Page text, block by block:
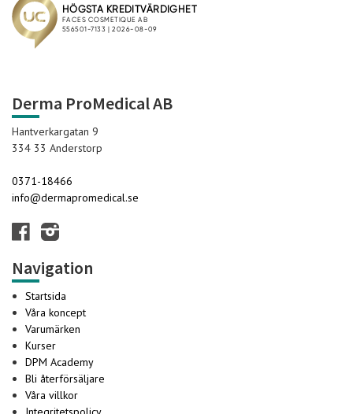
Derma ProMedical AB
Hantverkargatan 9
334 33 Anderstorp
0371-18466
info@dermapromedical.se
Navigation
Startsida
Våra koncept
Varumärken
Kurser
DPM Academy
Bli återförsäljare
Våra villkor